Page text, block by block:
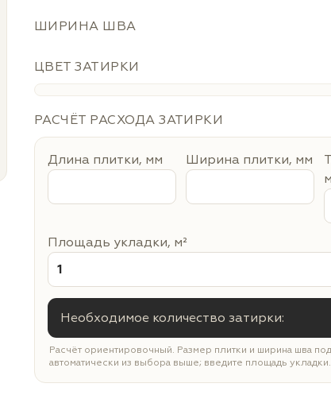
ШИРИНА ШВА
ЦВЕТ ЗАТИРКИ
РАСЧЁТ РАСХОДА ЗАТИРКИ
Длина плитки, мм Ширина плитки, мм
Площадь укладки, м²
Необходимое количество затирки:
Расчёт ориентировочный. Размер плитки и ширина шва
автоматически из выбора выше; введите площадь укладки.